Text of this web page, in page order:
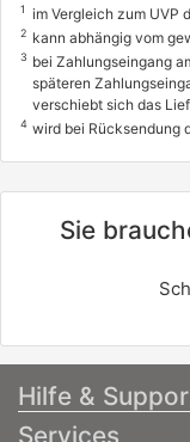
info
info
1.8
1 im Vergleich zum UVP
2 kann abhängig vom
3 bei Zahlungseingang
späteren
verschiebt sich das
4 wird bei Rücksendung
Sie
Hilfe &
Services